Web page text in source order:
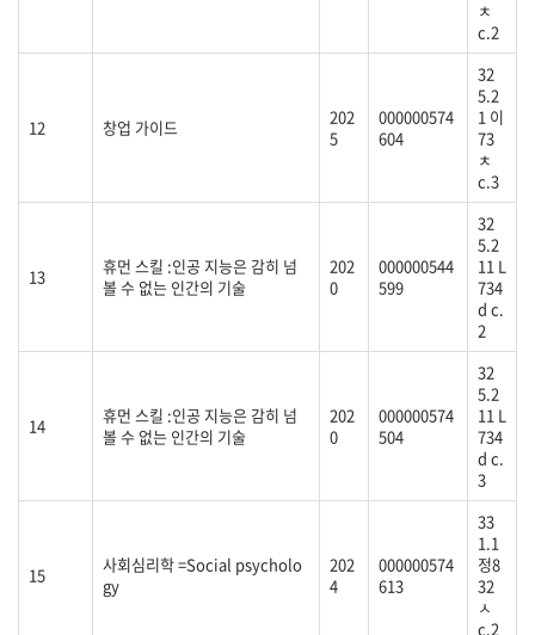
ㅊ
c.2
12 창업 가이드
202
5
000000574
604
32
5.2
1 이
73
ㅊ
c.3
13
휴먼 스킬 :인공 지능은 감히 넘
볼 수 없는 인간의 기술
202
0
000000544
599
32
5.2
11 L
734
d c.
2
14
휴먼 스킬 :인공 지능은 감히 넘
볼 수 없는 인간의 기술
202
0
000000574
504
32
5.2
11 L
734
d c.
3
15
사회심리학 =Social psycholo
gy
202
4
000000574
613
33
1.1
정8
32
ㅅ
c.2